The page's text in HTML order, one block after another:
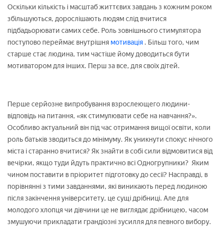
Оскільки кількість і масштаб життєвих завдань з кожним роком
збільшуються, дорослішають людям слід вчитися
підбадьорювати самих себе. Роль зовнішнього стимулятора
поступово переймає внутрішня мотивація . Більш того, чим
старше стає людина, тим частіше йому доводиться бути
мотиватором для інших. Перш за все, для своїх дітей.
Перше серйозне випробування взрослеющего людини-
відповідь на питання, «як стимулювати себе на навчання?».
Особливо актуальний він під час отримання вищої освіти, коли
роль батьків зводиться до мінімуму. Як уникнути спокус нічного
міста і старанно вчитися? Як знайти в собі сили відмовитися від
вечірки, якщо туди йдуть практично всі Одногрупники? Яким
чином поставити в пріоритет підготовку до сесії? Насправді, в
порівнянні з тими завданнями, які виникають перед людиною
після закінчення університету, це сущі дрібниці. Але для
молодого хлопця чи дівчини це не виглядає дрібницею, часом
змушуючи прикладати грандіозні зусилля для певного вибору.